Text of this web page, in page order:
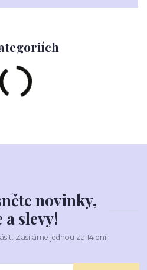
novinky,
a slevy!
Zasíláme jednou za 14 dní.